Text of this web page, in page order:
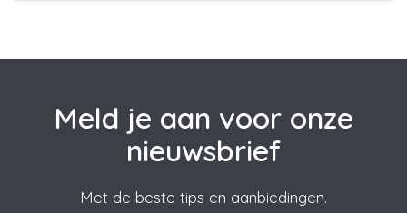
Meld je aan voor onze
nieuwsbrief
Met de beste tips en aanbiedingen.